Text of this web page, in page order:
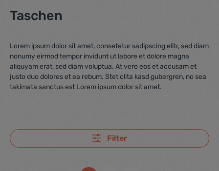
Taschen
Lorem ipsum dolor sit amet, consetetur sadipscing elitr, sed diam
nonumy eirmod tempor invidunt ut labore et dolore magna
aliquyam erat, sed diam voluptua. At vero eos et accusam et
justo duo dolores et ea rebum. Stet clita kasd gubergren, no sea
takimata sanctus est Lorem ipsum dolor sit amet.
Filter